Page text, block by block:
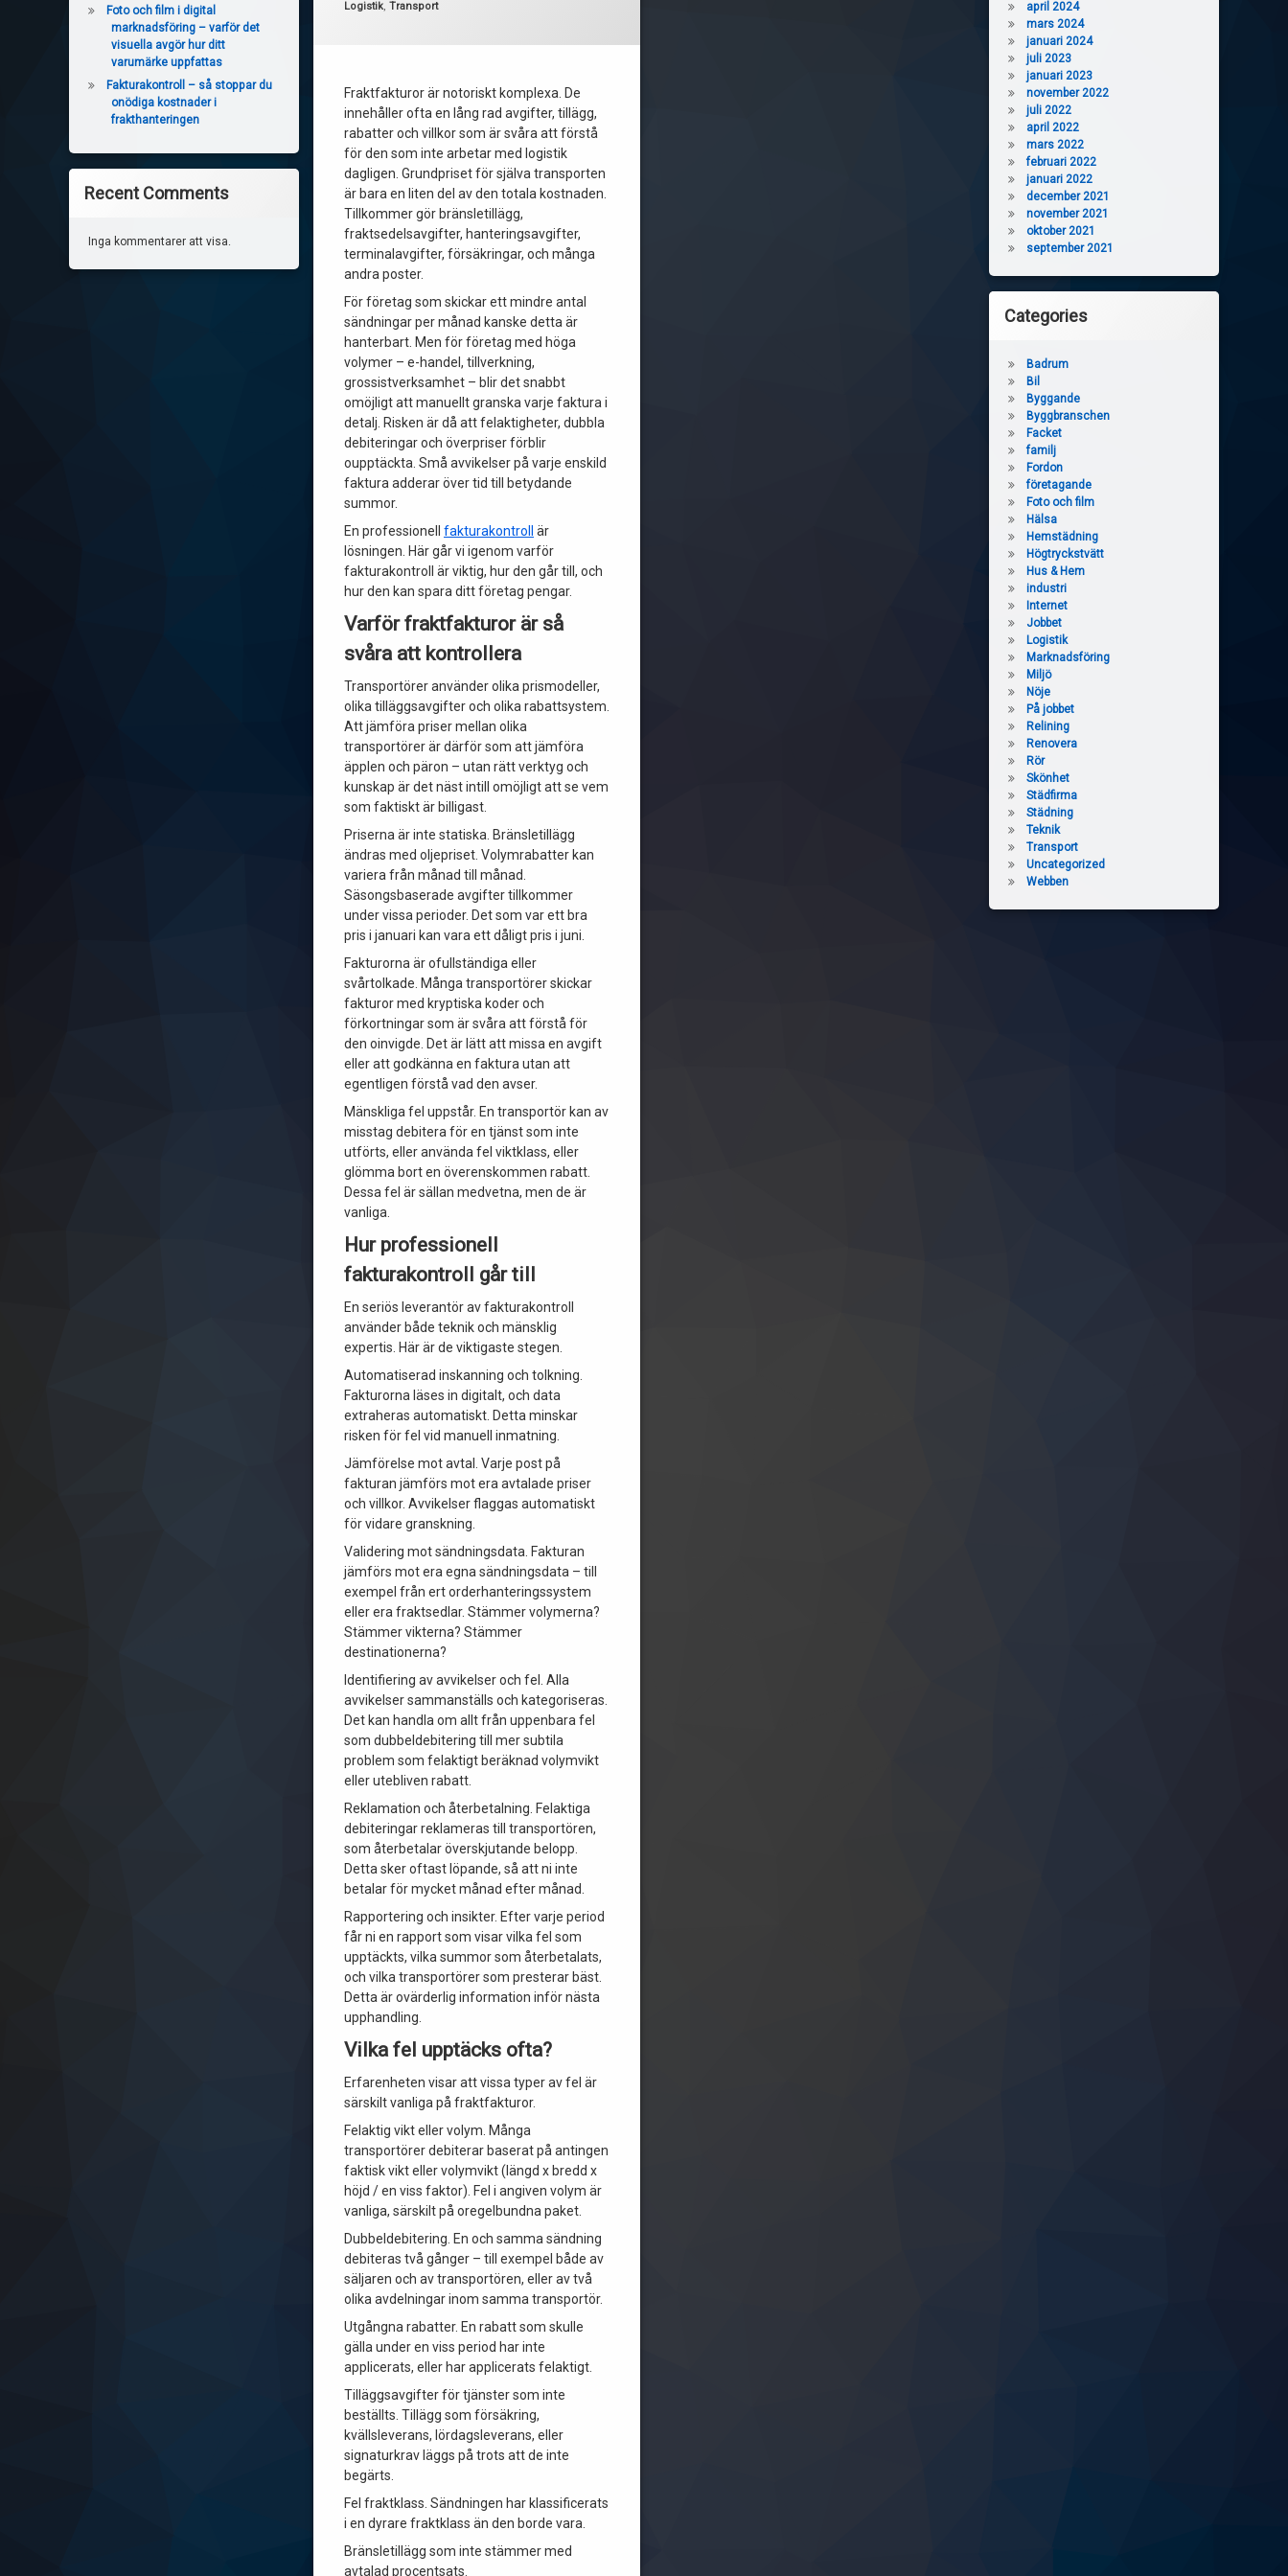
Kategorier:
Logistik,Transport
Fraktfakturor är notoriskt komplexa. De
innehåller ofta en lång rad avgifter, tillägg,
rabatter och villkor som är svåra att förstå
för den som inte arbetar med logistik
dagligen. Grundpriset för själva transporten
är bara en liten del av den totala kostnaden.
Tillkommer gör bränsletillägg,
fraktsedelsavgifter, hanteringsavgifter,
terminalavgifter, försäkringar, och många
andra poster.
För företag som skickar ett mindre antal
sändningar per månad kanske detta är
hanterbart. Men för företag med höga
volymer – e-handel, tillverkning,
grossistverksamhet – blir det snabbt
omöjligt att manuellt granska varje faktura i
detalj. Risken är då att felaktigheter, dubbla
debiteringar och överpriser förblir
oupptäckta. Små avvikelser på varje enskild
faktura adderar över tid till betydande
summor.
En professionellfakturakontroll
är
lösningen. Här går vi igenom varför
fakturakontroll är viktig, hur den går till, och
hur den kan spara ditt företag pengar.
Varför fraktfakturor är så
svåra att kontrollera
Transportörer använder olika prismodeller,
olika tilläggsavgifter och olika rabattsystem.
Att jämföra priser mellan olika
transportörer är därför som att jämföra
äpplen och päron – utan rätt verktyg och
kunskap är det näst intill omöjligt att se vem
som faktiskt är billigast.
Priserna är inte statiska. Bränsletillägg
ändras med oljepriset. Volymrabatter kan
variera från månad till månad.
Säsongsbaserade avgifter tillkommer
under vissa perioder. Det som var ett bra
pris i januari kan vara ett dåligt pris i juni.
Fakturorna är ofullständiga eller
svårtolkade. Många transportörer skickar
fakturor med kryptiska koder och
förkortningar som är svåra att förstå för
den oinvigde. Det är lätt att missa en avgift
eller att godkänna en faktura utan att
egentligen förstå vad den avser.
Mänskliga fel uppstår. En transportör kan av
misstag debitera för en tjänst som inte
utförts, eller använda fel viktklass, eller
glömma bort en överenskommen rabatt.
Dessa fel är sällan medvetna, men de är
vanliga.
Hur professionell
fakturakontroll går till
En seriös leverantör av fakturakontroll
använder både teknik och mänsklig
expertis. Här är de viktigaste stegen.
Automatiserad inskanning och tolkning.
Fakturorna läses in digitalt, och data
extraheras automatiskt. Detta minskar
risken för fel vid manuell inmatning.
Jämförelse mot avtal. Varje post på
fakturan jämförs mot era avtalade priser
och villkor. Avvikelser flaggas automatiskt
för vidare granskning.
Validering mot sändningsdata. Fakturan
jämförs mot era egna sändningsdata – till
exempel från ert orderhanteringssystem
eller era fraktsedlar. Stämmer volymerna?
Stämmer vikterna? Stämmer
destinationerna?
Identifiering av avvikelser och fel. Alla
avvikelser sammanställs och kategoriseras.
Det kan handla om allt från uppenbara fel
som dubbeldebitering till mer subtila
problem som felaktigt beräknad volymvikt
eller utebliven rabatt.
Reklamation och återbetalning. Felaktiga
debiteringar reklameras till transportören,
som återbetalar överskjutande belopp.
Detta sker oftast löpande, så att ni inte
betalar för mycket månad efter månad.
Rapportering och insikter. Efter varje period
får ni en rapport som visar vilka fel som
upptäckts, vilka summor som återbetalats,
och vilka transportörer som presterar bäst.
Detta är ovärderlig information inför nästa
upphandling.
Vilka fel upptäcks ofta?
Erfarenheten visar att vissa typer av fel är
särskilt vanliga på fraktfakturor.
Felaktig vikt eller volym. Många
transportörer debiterar baserat på antingen
faktisk vikt eller volymvikt (längd x bredd x
höjd / en viss faktor). Fel i angiven volym är
vanliga, särskilt på oregelbundna paket.
Dubbeldebitering. En och samma sändning
debiteras två gånger – till exempel både av
säljaren och av transportören, eller av två
olika avdelningar inom samma transportör.
Utgångna rabatter. En rabatt som skulle
gälla under en viss period har inte
applicerats, eller har applicerats felaktigt.
Tilläggsavgifter för tjänster som inte
beställts. Tillägg som försäkring,
kvällsleverans, lördagsleverans, eller
signaturkrav läggs på trots att de inte
begärts.
Fel fraktklass. Sändningen har klassificerats
i en dyrare fraktklass än den borde vara.
Bränsletillägg som inte stämmer med
avtalad procentsats.
Foto och film i digital
marknadsföring – varför det
visuella avgör hur ditt
varumärke uppfattas
Fakturakontroll – så stoppar du
onödiga kostnader i
frakthanteringen
Recent Comments
Inga kommentarer att visa.
april 2024
mars 2024
januari 2024
juli 2023
januari 2023
november 2022
juli 2022
april 2022
mars 2022
februari 2022
januari 2022
december 2021
november 2021
oktober 2021
september 2021
Categories
Badrum
Bil
Byggande
Byggbranschen
Facket
familj
Fordon
företagande
Foto och film
Hälsa
Hemstädning
Högtryckstvätt
Hus & Hem
industri
Internet
Jobbet
Logistik
Marknadsföring
Miljö
Nöje
På jobbet
Relining
Renovera
Rör
Skönhet
Städfirma
Städning
Teknik
Transport
Uncategorized
Webben